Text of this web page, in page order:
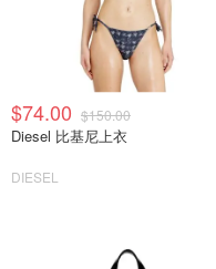
$74.00 $150.00
Diesel 比基尼上衣
DIESEL